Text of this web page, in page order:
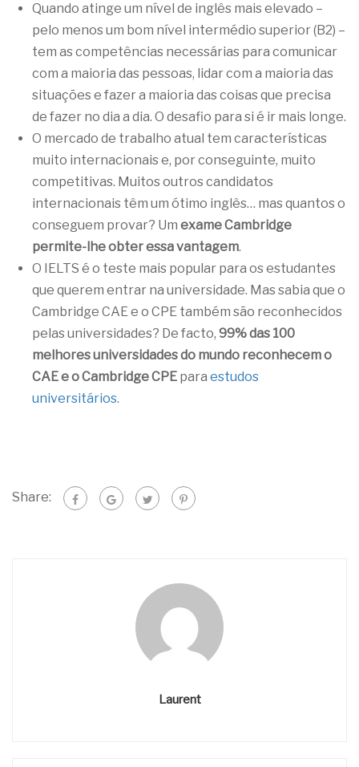
Quando atinge um nível de inglês mais elevado –
pelo menos um bom nível intermédio superior (B2) –
tem as competências necessárias para comunicar
com a maioria das pessoas, lidar com a maioria das
situações e fazer a maioria das coisas que precisa
de fazer no dia a dia. O desafio para si é ir mais longe.
O mercado de trabalho atual tem características
muito internacionais e, por conseguinte, muito
competitivas. Muitos outros candidatos
internacionais têm um ótimo inglês… mas quantos o
conseguem provar? Um exame Cambridge
permite-lhe obter essa vantagem.
O IELTS é o teste mais popular para os estudantes
que querem entrar na universidade. Mas sabia que o
Cambridge CAE e o CPE também são reconhecidos
pelas universidades? De facto, 99% das 100
melhores universidades do mundo reconhecem o
CAE e o Cambridge CPE para estudos
universitários.
Share:
Laurent